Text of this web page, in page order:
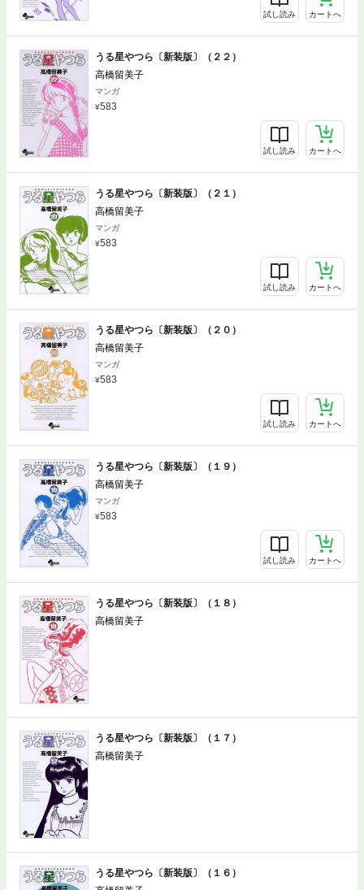
試し読み カートへ
うる星やつら〔新装版〕（２２）
高橋留美子
マンガ
583
試し読み カートへ
うる星やつら〔新装版〕（２１）
高橋留美子
マンガ
583
試し読み カートへ
うる星やつら〔新装版〕（２０）
高橋留美子
マンガ
583
試し読み カートへ
うる星やつら〔新装版〕（１９）
高橋留美子
マンガ
583
試し読み カートへ
うる星やつら〔新装版〕（１８）
高橋留美子
うる星やつら〔新装版〕（１７）
高橋留美子
うる星やつら〔新装版〕（１６）